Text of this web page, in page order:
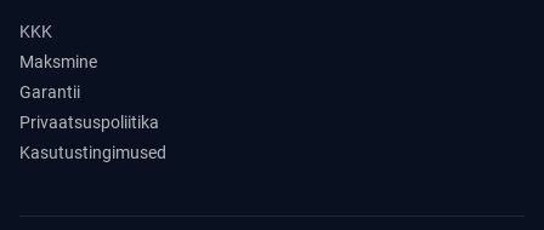
KKK
Maksmine
Garantii
Privaatsuspoliitika
Kasutustingimused